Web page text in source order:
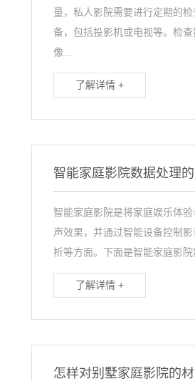
量，私人影院需要进行定期的
备，包括投影机或电视等。检
像...
了解详情 +
智能家庭影院数据处理的
智能家庭影院是将家庭娱乐体
声效果，并通过智能设备控制
析等方面。下面是智能家庭影
了解详情 +
怎样对别墅家庭影院的材